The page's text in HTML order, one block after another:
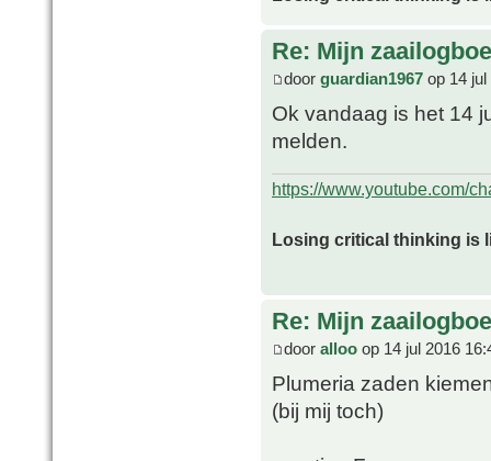
Re: Mijn
door guardian1967 op 14 jul
Ok vandaag is het 14
melden.
https://www.youtube.com/
Losing critical thinking is
Re: Mijn
door alloo op 14 jul 2016
Plumeria zaden
(bij mij toch)